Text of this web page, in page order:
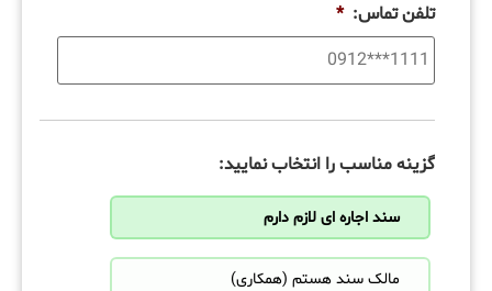
تلفن تماس: *
گزینه مناسب را انتخاب نمایید:
سند اجاره ای لازم دارم
مالک سند هستم (همکاری)